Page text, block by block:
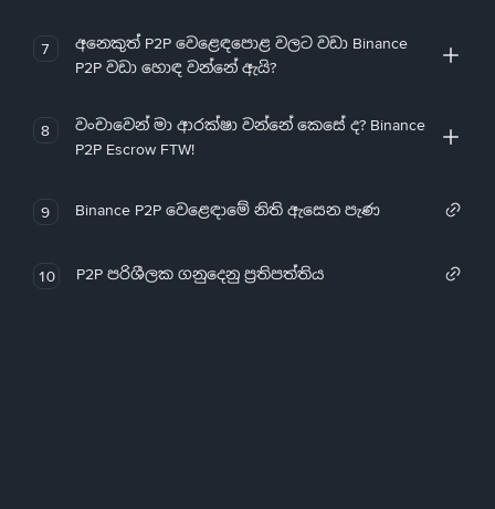
7
අනෙකුත් P2P වෙළෙඳපොළ වලට වඩා Binance
P2P වඩා හොඳ වන්නේ ඇයි?
8
වංචාවෙන් මා ආරක්ෂා වන්නේ කෙසේ ද? Binance
P2P Escrow FTW!
9 Binance P2P වෙළෙඳාමේ නිති ඇසෙන පැණ
10 P2P පරිශීලක ගනුදෙනු ප්‍රතිපත්තිය